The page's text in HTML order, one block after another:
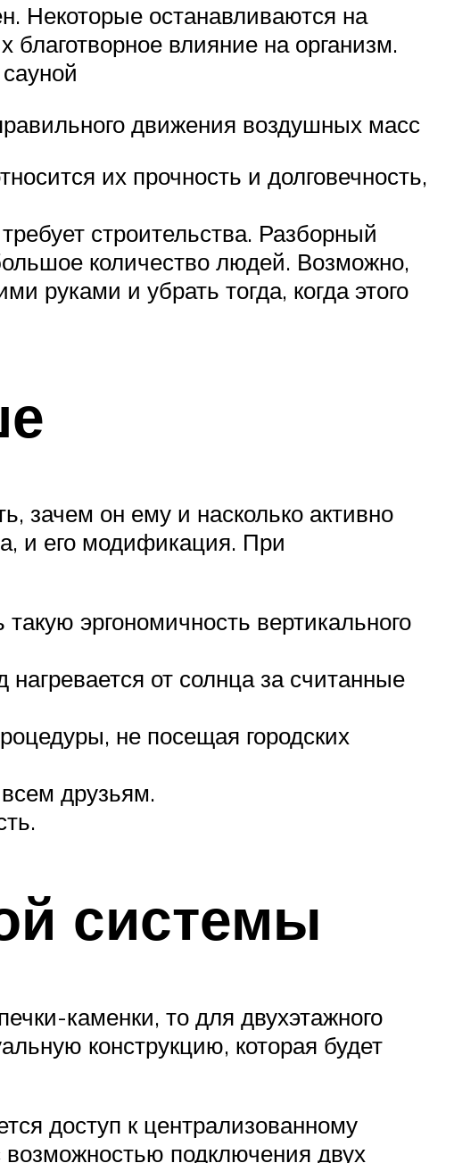
Некоторые останавливаются на
влияние на организм.
движения воздушных масс
их прочность и долговечность,
строительства. Разборный
количество людей. Возможно,
руками и убрать тогда, когда этого
зачем он ему и насколько активно
и его модификация. При
эргономичность вертикального
от солнца за считанные
не посещая городских
друзьям.
системы
каменки, то для двухэтажного
конструкцию, которая будет
доступ к централизованному
возможностью подключения двух